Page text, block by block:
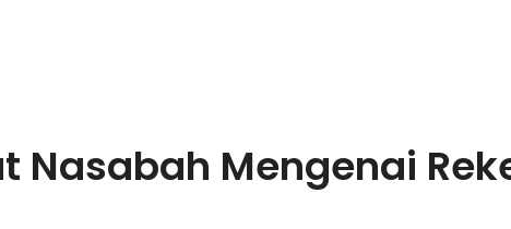
Nasabah Mengenai